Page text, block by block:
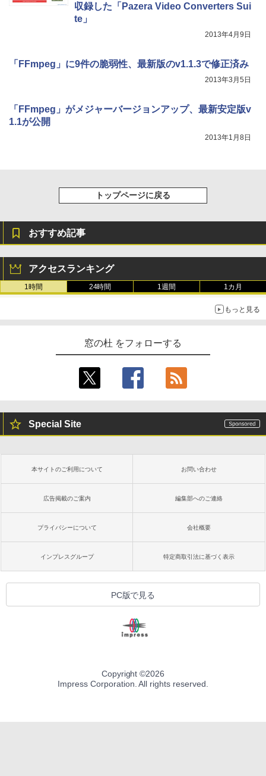
収録した「Pazera Video Converters Sui
te」
2013年4月9日
「FFmpeg」に9件の脆弱性、最新版のv1.1.3で修正済み
2013年3月5日
「FFmpeg」がメジャーバージョンアップ、最新安定版v
1.1が公開
2013年1月8日
トップページに戻る
おすすめ記事
アクセスランキング
1時間 24時間 1週間 1カ月
もっと見る
窓の杜 をフォローする
Special Site
本サイトのご利用について お問い合わせ
広告掲載のご案内 編集部へのご連絡
プライバシーについて 会社概要
インプレスグループ 特定商取引法に基づく表示
PC版で見る
Copyright ©2026
Impress Corporation. All rights reserved.